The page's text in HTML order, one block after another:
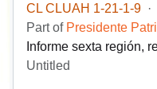
CL CLUAH 1-21-1-9
·
Part of Presidente
Informe sexta región,
Untitled